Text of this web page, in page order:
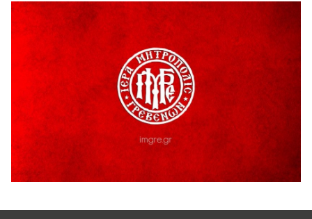
H παραδοχή λαθών είναι (και) δύναμη
5 Αυγούστου 2026
Ο ΑΝΔΡΕΑΣ ΑΣΛΑΝΙΔΗΣ ΣΥΝΕΧΙΖΕΙ ΣΤΟΝ ΠΡΩΤΕΑ
ΓΡΕΒΕΝΩΝ
5 Αυγούστου 2026
Ευχαριστήριο Εκπολιτιστικού Συλλόγου Ταξιάρχη προς κ.
Παρασχάκη Αθανάσιο
5 Αυγούστου 2026
Διακοπή υδροδότησης του Α΄ κλάδου ύδρευσης
5 Αυγούστου 2026